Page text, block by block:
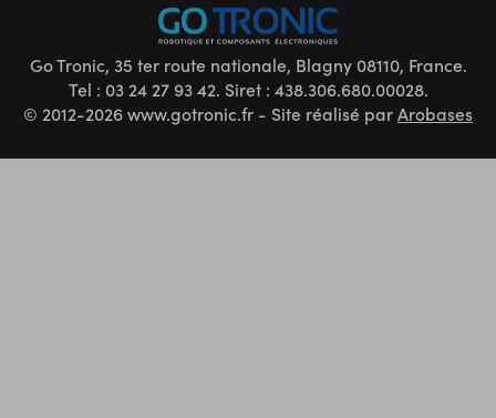
Go Tronic, 35 ter route nationale, Blagny 08110, France.
Tel : 03 24 27 93 42. Siret : 438.306.680.00028.
© 2012-2026 www.gotronic.fr - Site réalisé parArobases